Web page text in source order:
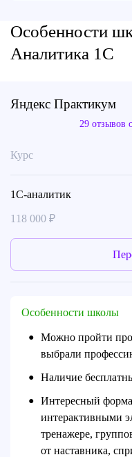
Особенности
Аналитика 1C
Яндекс Практикум
29 отзывов
Курс
1С-аналитик
118 000 ₽
Особенности школы
●
Можно пройти
выбрали
● Наличие
●
Интересный
интерактивными
тренажере,
от наставника,